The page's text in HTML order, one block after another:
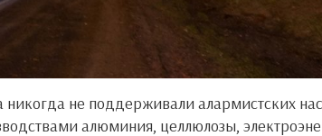
алюминия, целлюлозы,